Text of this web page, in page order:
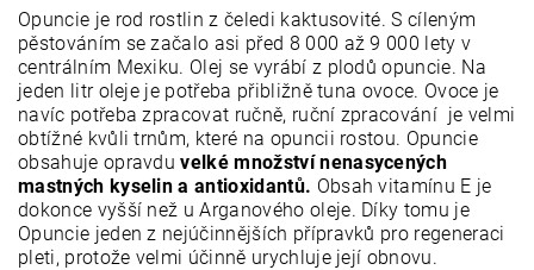
Opuncie je rod rostlin z čeledi kaktusovité. S cíleným
pěstováním se začalo asi před 8 000 až 9 000 lety v
centrálním Mexiku. Olej se vyrábí z plodů opuncie. Na
jeden litr oleje je potřeba přibližně tuna ovoce. Ovoce je
navíc potřeba zpracovat ručně, ruční zpracování je velmi
obtížné kvůli trnům, které na opuncii rostou. Opuncie
obsahuje opravduvelké množství nenasycených
mastných kyselin a antioxidantů. Obsah vitamínu E je
dokonce vyšší než u Arganového oleje. Díky tomu je
Opuncie jeden z nejúčinnějších přípravků pro regeneraci
pleti, protože velmi účinně urychluje její obnovu.